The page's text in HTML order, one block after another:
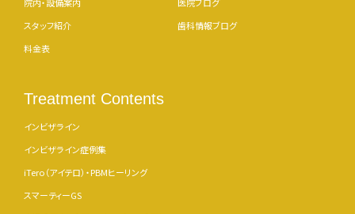
スタッフ紹介
料金表
歯科情報ブログ
Treatment Contents
インビザライン
インビザライン症例集
iTero（アイテロ）・PBMヒーリング
スマーティーGS